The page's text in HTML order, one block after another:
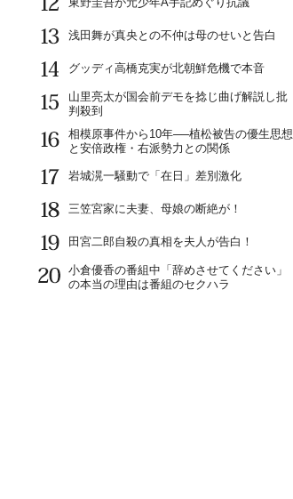
13
浅田舞が真央との不仲は母のせいと告白
14
グッディ高橋克実が北朝鮮危機で本音
15
山里亮太が国会前デモを捻じ曲げ解説し批
判殺到
16
相模原事件から10年──植松被告の優生思想
と安倍政権・右派勢力との関係
17
岩城滉一騒動で「在日」差別激化
18
三笠宮家に夫妻、母娘の断絶が！
19
田宮二郎自殺の真相を夫人が告白！
20
小倉優香の番組中「辞めさせてください」
の本当の理由は番組のセクハラ